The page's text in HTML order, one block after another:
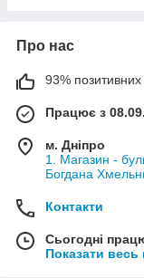
Про нас
93% позитивних
Працює з
м. Дніпро
1. Магазин -
Богдана
Контакти
Сьогодні
Показати весь